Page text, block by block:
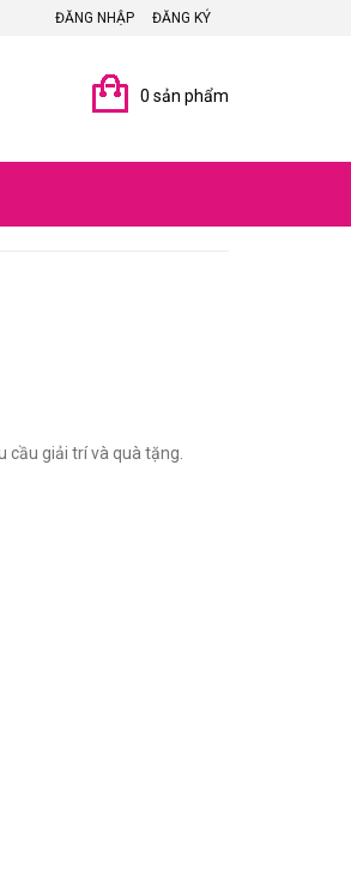
ĐĂNG NHẬP ĐĂNG KÝ
0 sản phẩm
cầu giải trí và quà tặng.